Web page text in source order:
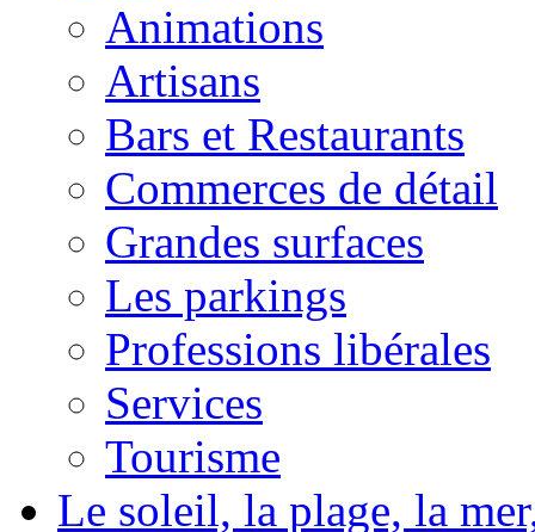
Animations
Artisans
Bars et Restaurants
Commerces de détail
Grandes surfaces
Les parkings
Professions libérales
Services
Tourisme
Le soleil, la plage, la